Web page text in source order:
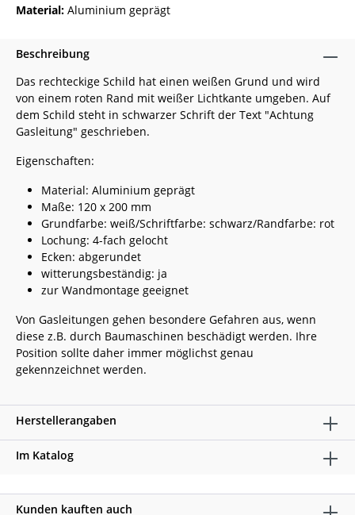
Material: Aluminium geprägt
Beschreibung
Das rechteckige Schild hat einen weißen Grund und wird
von einem roten Rand mit weißer Lichtkante umgeben. Auf
dem Schild steht in schwarzer Schrift der Text "Achtung
Gasleitung" geschrieben.
Eigenschaften:
Material: Aluminium geprägt
Maße: 120 x 200 mm
Grundfarbe: weiß/Schriftfarbe: schwarz/Randfarbe: rot
Lochung: 4-fach gelocht
Ecken: abgerundet
witterungsbeständig: ja
zur Wandmontage geeignet
Von Gasleitungen gehen besondere Gefahren aus, wenn
diese z.B. durch Baumaschinen beschädigt werden. Ihre
Position sollte daher immer möglichst genau
gekennzeichnet werden.
Herstellerangaben
Im Katalog
Kunden kauften auch